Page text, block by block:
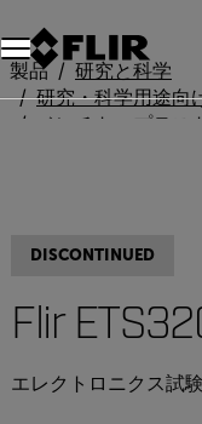
製品
研究と科学
研究・科学用途向
ベンチトップテス
DISCONTINUED
Flir
エレクトロニクス試